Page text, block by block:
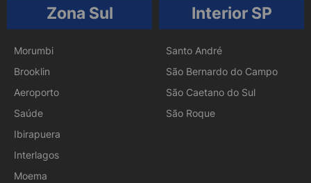
Zona Sul
Morumbi
Brooklin
Aeroporto
Saúde
Ibirapuera
Interlagos
Moema
Interior SP
Santo André
São Bernardo do Campo
São Caetano do Sul
São Roque